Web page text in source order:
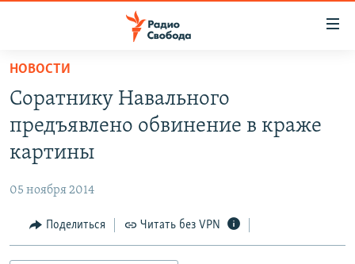
упрощенного
доступа
основному
Вернутся
ПОДКАСТЫ
АВТОРСКИЕ ПРОЕКТЫ
МНЕНИЯ
КУЛЬТУРА
НОВОСТИ
Соратнику Навального
предъявлено обвинение в краже
картины
05 ноября 2014
Поделиться Читать без VPN